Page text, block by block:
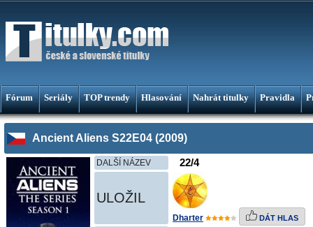
Fórum Seriály TOP trendy Hlasování Nahrát titulky Pravidla
Ancient Aliens S22E04 (2009)
DALŠÍ NÁZEV 22/4
ULOŽIL
Dharter DÁT HLAS